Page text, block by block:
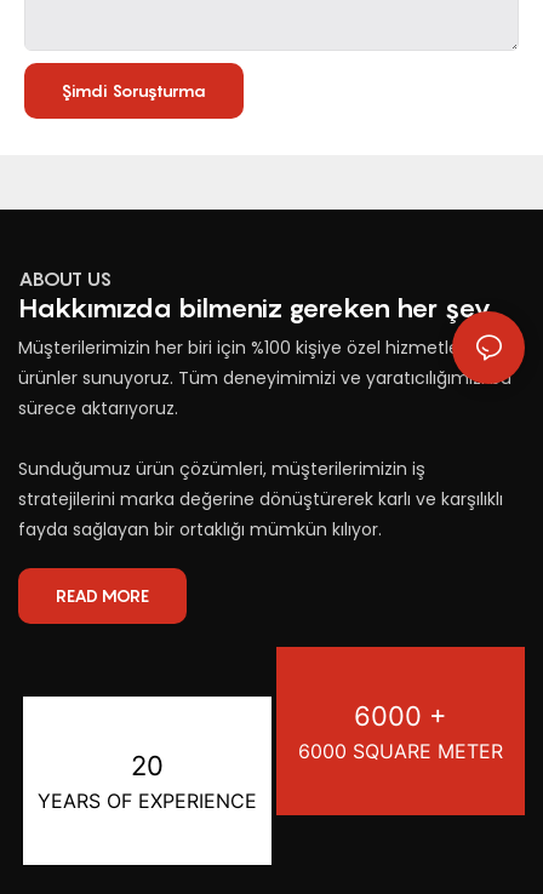
Şimdi Soruşturma
ABOUT US
Hakkımızda bilmeniz gereken her şey
Müşterilerimizin her biri için %100 kişiye özel hizmetler ve
ürünler sunuyoruz. Tüm deneyimimizi ve yaratıcılığımızı bu
sürece aktarıyoruz.
Sunduğumuz ürün çözümleri, müşterilerimizin iş
stratejilerini marka değerine dönüştürerek karlı ve karşılıklı
fayda sağlayan bir ortaklığı mümkün kılıyor.
READ MORE
20
YEARS OF EXPERIENCE
6000 +
6000 SQUARE METER